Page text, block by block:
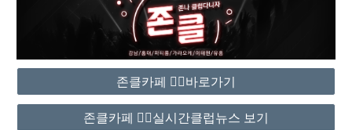
존클카페 ❤️‍🔥바로가기
존클카페 ❤️‍🔥실시간클럽뉴스 보기